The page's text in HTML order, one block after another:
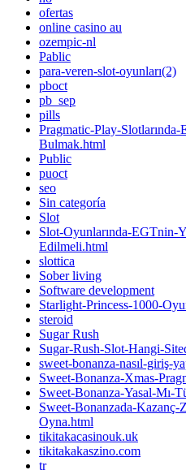
ofertas
online casino au
ozempic-nl
Pablic
para-veren-slot-oyunları(2)
pboct
pb_sep
pills
Pragmatic-Play-
Bulmak.html
Public
puoct
seo
Sin categoría
Slot
Slot-Oyunlarında-EGTnin-
Edilmeli.html
slottica
Sober living
Software development
Starlight-Princess-1000-
steroid
Sugar Rush
Sugar-Rush-Slot-Hangi-
sweet-bonanza-nasıl-giriş-
Sweet-Bonanza-Xmas-
Sweet-Bonanza-Yasal-Mı-
Sweet-Bonanzada-Kazanç-
Oyna.html
tikitakacasinouk.uk
tikitakakaszino.com
tr